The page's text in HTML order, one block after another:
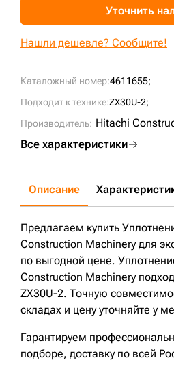
Каталожный номер:4611655;
Подходит к технике:ZX30U-2;
Производитель: Hitachi
Все характеристики
Уточнить
Нашли дешевле? Сообщите!
Описание
Предлагаем купить
Construction Machinery для
по выгодной цене.
Construction Machinery
ZX30U-2. Точную
складах и цену уточняйте у
Гарантируем
подборе, доставку по всей
+7 (499) 394-50-93